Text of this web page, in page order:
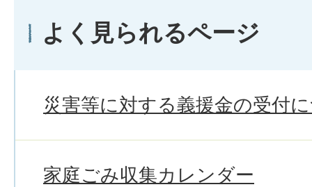
よく見られるページ
災害等に対する義援金の受付
家庭ごみ収集カレンダー